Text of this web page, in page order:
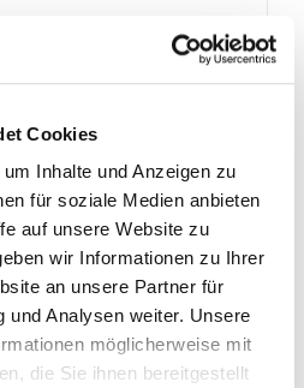
Cookies
Inhalte und Anzeigen zu
für soziale Medien anbieten
auf unsere Website zu
wir Informationen zu Ihrer
an unsere Partner für
und Analysen weiter. Unsere
möglicherweise mit
die Sie ihnen bereitgestellt
9-Sitzer
Enthält 19% MwSt.
Details